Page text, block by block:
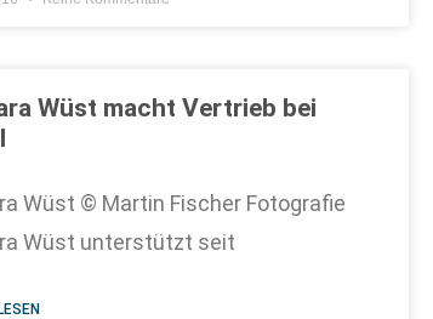
Wüst macht Vertrieb bei
Wüst © Martin Fischer Fotografie
Wüst unterstützt seit